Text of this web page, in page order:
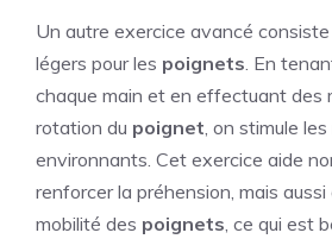
Un autre exercice avancé
légers pour les poignets. En
chaque main et en effectuant des
rotation du poignet, on stimule les
environnants. Cet exercice aide
renforcer la préhension, mais aussi
mobilité des poignets, ce qui est